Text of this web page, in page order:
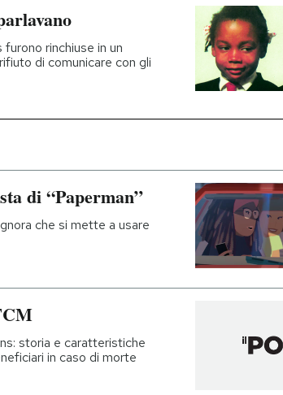
rinchiuse in un
di comunicare con gli
di “Paperman”
che si mette a usare
storia e caratteristiche
in caso di morte